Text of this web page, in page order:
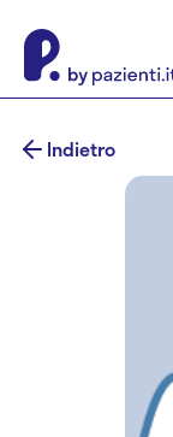
Indietro